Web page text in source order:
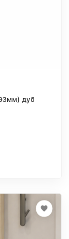
дуб